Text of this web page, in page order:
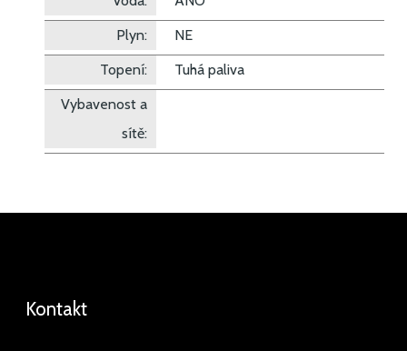
Plyn:
NE
Topení:
Tuhá paliva
Vybavenost a
sítě:
Kontakt